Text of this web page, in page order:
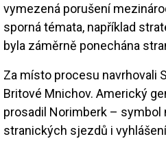
vymezená porušení
sporná témata, například
byla záměrně ponechána
Za místo procesu navrhovali
Britové Mnichov. Americký
prosadil Norimberk –
stranických sjezdů i